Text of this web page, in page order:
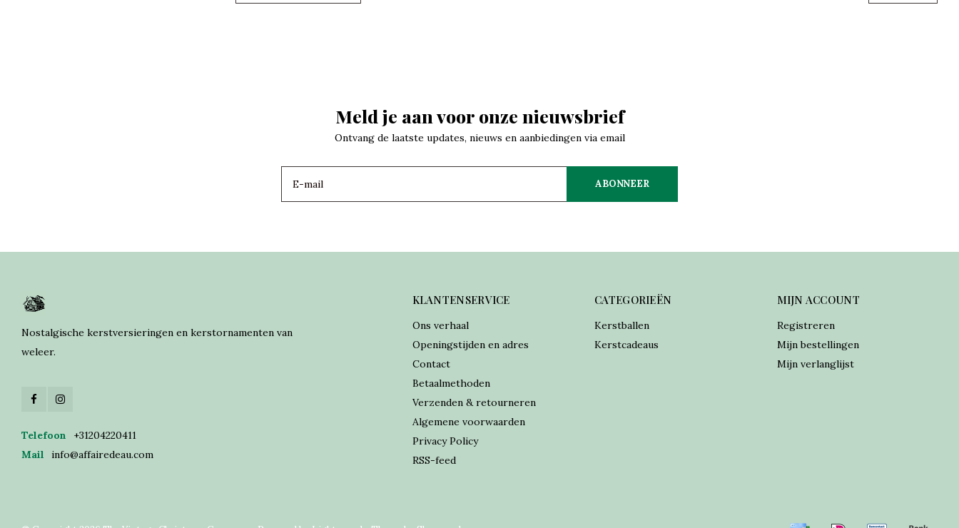
Meld je aan voor onze nieuwsbrief
Ontvang de laatste updates, nieuws en aanbiedingen via email
ABONNEER
Nostalgische kerstversieringen en kerstornamenten van
weleer.
Telefoon
+31204220411
Mail
info@affairedeau.com
KLANTENSERVICE
Ons verhaal
Openingstijden en adres
Contact
Betaalmethoden
Verzenden & retourneren
Algemene voorwaarden
Privacy Policy
RSS-feed
CATEGORIEËN
Kerstballen
Kerstcadeaus
MIJN ACCOUNT
Registreren
Mijn bestellingen
Mijn verlanglijst